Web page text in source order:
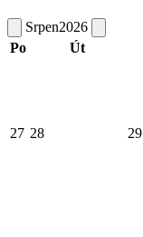
Srpen2026
Po
Út
27 28 29